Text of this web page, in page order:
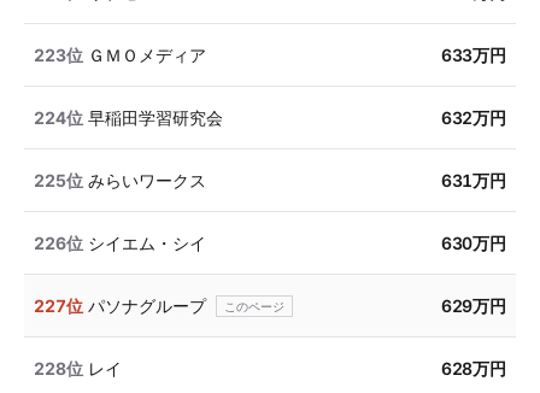
223位 ＧＭＯメディア 633万円
224位 早稲田学習研究会 632万円
225位 みらいワークス 631万円
226位 シイエム・シイ 630万円
227位 パソナグループ 629万円
228位 レイ 628万円